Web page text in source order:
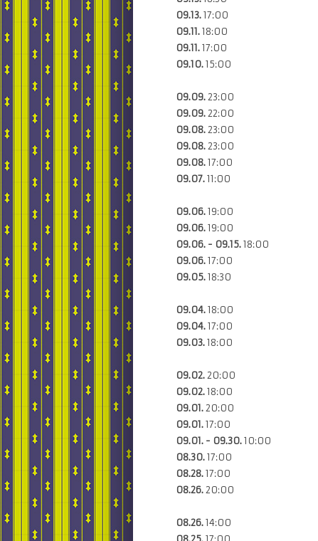
09.13.17:00
09.11.18:00
09.11.17:00
09.10.15:00
09.09.23:00
09.09.22:00
09.08.23:00
09.08.23:00
09.08.17:00
09.07.11:00
09.06.19:00
09.06.19:00
09.06. - 09.15.18:00
09.06.17:00
09.05.18:30
09.04.18:00
09.04.17:00
09.03.18:00
09.02.20:00
09.02.18:00
09.01.20:00
09.01.17:00
09.01. - 09.30.10:00
08.30.17:00
08.28.17:00
08.26.20:00
08.26.14:00